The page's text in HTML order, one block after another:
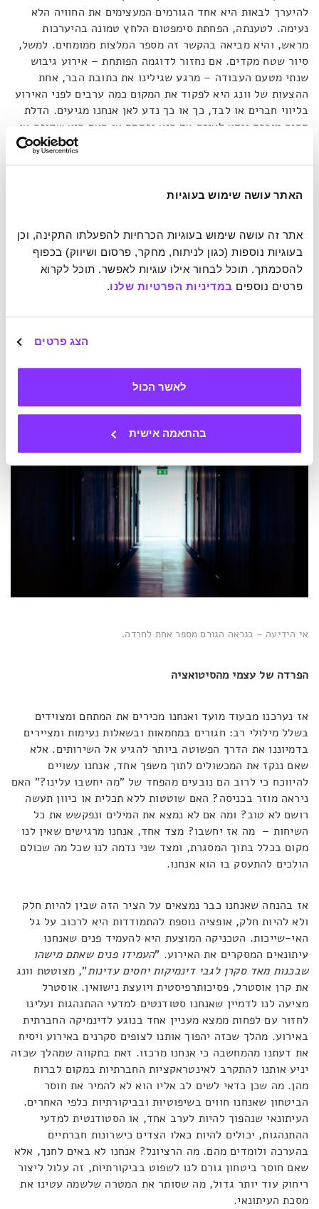
האתר עושה שימוש בעוגיות
פרטים נוספים במדיניות הפרטיות שלנו.
הצג פרטים
לאשר הכול
בהתאמה אישית
להיערך לבאות היא אחד הגורמים המעצימים את החוויה הלא
נעימה. לטענתה, הפחתת סימפטום הלחץ טמונה בהיערכות
מראש, והיא מביאה בהקשר זה מספר המלצות ממומחים. למשל,
סיור שטח מקדים. אם נחזור לדוגמה הפותחת – אירוע גיבוש
שנתי מטעם העבודה – מרגע שגילינו את כתובת הבר, אחת
ההצעות של וונג היא לפקוד את המקום כמה ערבים לפני האירוע
בליווי חברים או לבד, כך או כך נדע לאן אנחנו מגיעים. הדלת
תהיה מוכרת ונדע לאיזה צד היא נפתחת או האם היא שקופה או
אטומה, המעברים יהיו מוכרים והידיעה עצמה של מה נמצא איפה
היכרות עם פרטים רבים כאלה יוצרת חוויה מצטברת של ידיעה.
הצעה נוספת של וונג על מנת להפוך את הלא נודע לנודע היא
לתרגל שיחות חולין. זה עשוי להישמע מצחיק אבל אחת
הפעילויות הכי מורכבות באירוע היא שיחת החולין. אין לדעת
לאן היא תיקח אותנו ולכן היא מאד מאיימת על מי שנמצא גם
שאלות קלילות שנוכל לשאול מכרים בתגובות לשאלות אפשריות,
כך שברגע האמת נוכל להסיט את השיחה לכיוונם ולהפיג קצת
לחץ בעזרת תחומי עניין נוחים משלנו.
אי הידיעה – כנראה הגורם מספר אחת לחרדה.
הפרדה של עצמי מהסיטואציה
אז נערכנו מבעוד מועד ואנחנו מכירים את המתחם ומצוידים
בשלל מילולי רב: חגורים במחמאות ובשאלות נעימות ומציירים
בדמיוננו את הדרך הפשוטה ביותר להגיע אל השירותים. אלא
שאם ננקז את המכשולים לתוך משפך אחד, אנחנו עשויים
להיווכח כי לרוב הם נובעים מהפחד של "מה יחשבו עלינו?" האם
ניראה מוזר בכניסה? האם שוטטות ללא תכלית או כיוון תעשה
רושם לא טוב? ומה אם לא נמצא את המילים ונפקשש את כל
השיחות – מה אז יחשבו? מצד אחד, אנחנו מרגישים שאין לנו
מקום בכלל בתוך המסגרת, ומצד שני נדמה לנו שכל מה שכולם
הולכים להתעסק בו הוא אנחנו.
אז בהנחה שאנחנו כבר נמצאים על הציר הזה שבין להיות חלק
ולא להיות חלק, אופציה נוספת להתמודדות היא לרכוב על גל
האי-שייכות. הטכניקה המוצעת היא להעמיד פנים שאנחנו
עיתונאים המסקרים את האירוע. "העמידו פנים שאתם מישהו
שבכנות מאד סקרן לגבי דינמיקות יחסים עדינות", מצוטטת וונג
את קרן אוסטרל, פסיכותרפיסטית ויועצת נישואין. אוסטרל
מציעה לנו לדמיין שאנחנו סטודנטים למדעי ההתנהגות ועלינו
לחזור עם לפחות ממצא מעניין אחד בנוגע לדינמיקה החברתית
באירוע. מהלך שכזה יהפוך אותנו לצופים סקרנים באירוע ויסיח
את דעתנו מהמחשבה כי אנחנו מרכזו. זאת בתקווה שמהלך שכזה
יניע אותנו להתקרב לאינטראקציות החברתיות במקום לברוח
מהן. מה שכן כדאי לשים לב אליו הוא לא להמיר את חוסר
הביטחון שאנחנו חווים בשיפוטיות ובביקורתיות כלפי האחרים.
העיתונאי שנהפוך להיות לערב אחד, או הסטודנטית למדעי
ההתנהגות, יכולים להיות כאלו הצדים כישרונות חברתיים
בהערכה ולומדים מהם. מה הרציונל? אנחנו לא באים לחנך, אלא
שאם חוסר ביטחון גורם לנו לשפוט בביקורתיות, זה עלול ליצור
ריחוק עוד יותר גדול, מה שסותר את המטרה שלשמה עטינו את
מסכת העיתונאי.